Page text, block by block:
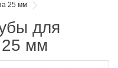
25 мм
для
25 мм